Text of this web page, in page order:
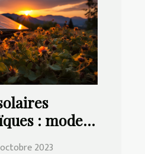
: mode
octobre 2023